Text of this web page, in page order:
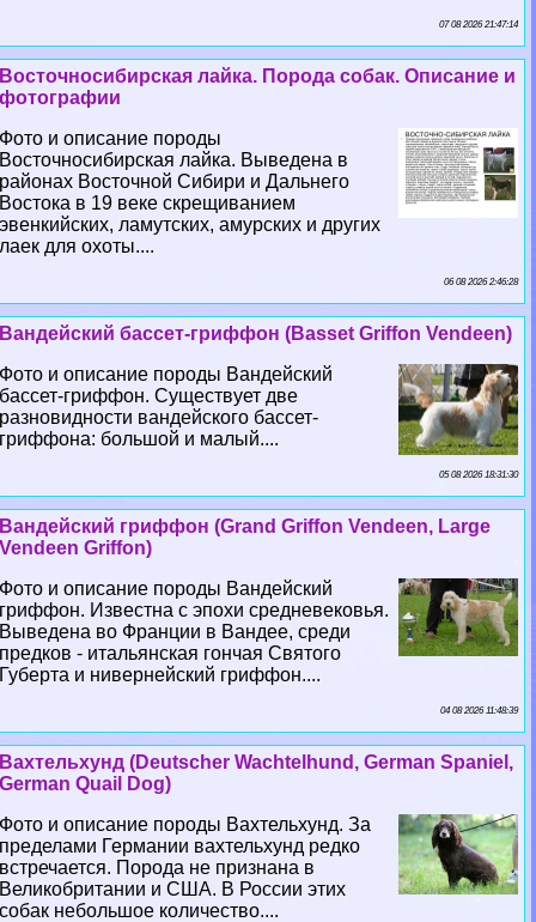
07 08 2026 21:47:14
Восточносибирская лайка. Порода собак. Описание и
фотографии
Фото и описание породы
Восточносибирская лайка. Выведена в
районах Восточной Сибири и Дальнего
Востока в 19 веке скрещиванием
эвенкийских, ламутских, амурских и других
лаек для охоты....
06 08 2026 2:46:28
Вандейский бассет-гриффон (Basset Griffon Vendeen)
Фото и описание породы Вандейский
бассет-гриффон. Существует две
разновидности вандейского бассет-
гриффона: большой и малый....
05 08 2026 18:31:30
Вандейский гриффон (Grand Griffon Vendeen, Large
Vendeen Griffon)
Фото и описание породы Вандейский
гриффон. Известна с эпохи средневековья.
Выведена во Франции в Вандее, среди
предков - итальянская гончая Святого
Губерта и нивернейский гриффон....
04 08 2026 11:48:39
Вахтельхунд (Deutscher Wachtelhund, German Spaniel,
German Quail Dog)
Фото и описание породы Вахтельхунд. За
пределами Германии вахтельхунд редко
встречается. Порода не признана в
Великобритании и США. В России этих
собак небольшое количество....